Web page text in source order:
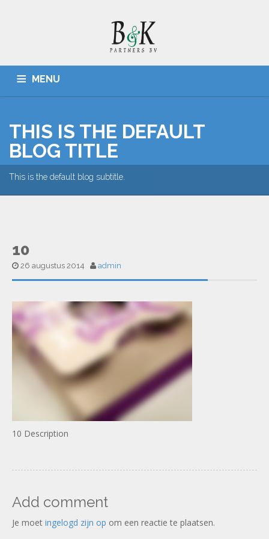
MENU
THIS IS THE DEFAULT
BLOG TITLE
This is the default blog subtitle.
10
26 augustus 2014 admin
10 Description
Add comment
Je moet ingelogd zijn op om een reactie te plaatsen.